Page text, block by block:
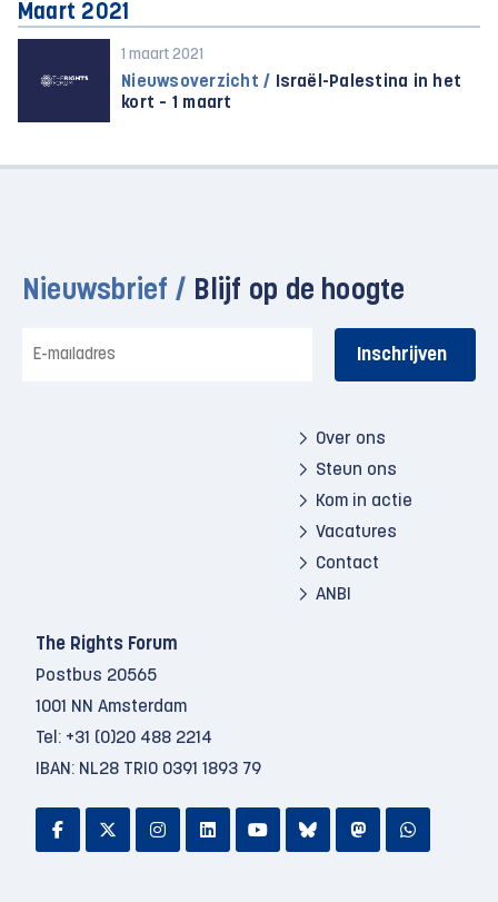
Maart 2021
1 maart 2021
Nieuwsoverzicht / Israël-Palestina in het
kort – 1 maart
Nieuwsbrief / Blijf op de hoogte
mailadres
Over ons
Steun ons
Kom in actie
Vacatures
Contact
ANBI
The Rights Forum
Postbus 20565
1001 NN Amsterdam
Tel: +31 (0)20 488 2214
IBAN: NL28 TRIO 0391 1893 79